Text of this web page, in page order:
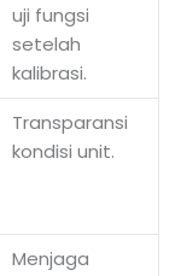
uji fungsi
setelah
kalibrasi.
Transparansi
kondisi unit.
Menjaga